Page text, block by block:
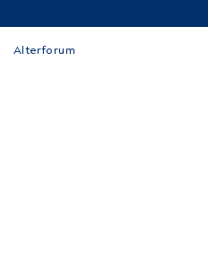
Alterforum